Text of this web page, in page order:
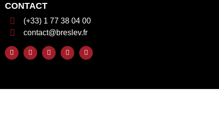
CONTACT
(+33) 1 77 38 04 00
contact@breslev.fr